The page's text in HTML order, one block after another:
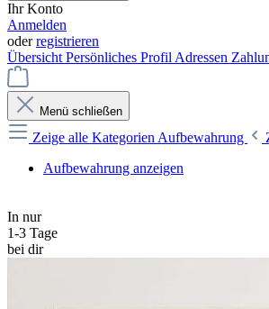
Ihr Konto
Anmelden
oderregistrieren
Übersicht Persönliches Profil Adressen
Menü schließen
Zeige alle Kategorien Aufbewahrung
Aufbewahrung anzeigen
In nur
1-3 Tage
bei dir